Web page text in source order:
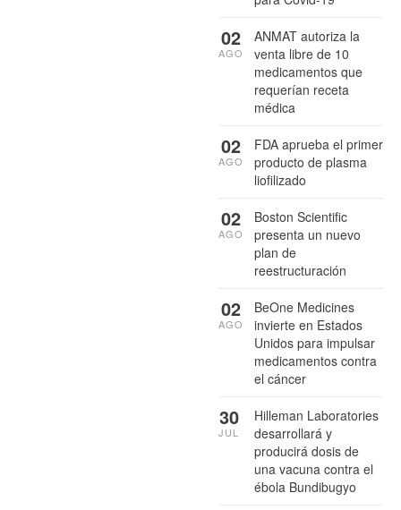
ANMAT autoriza la
venta libre de 10
medicamentos que
requerían receta
médica
02
AGO
FDA aprueba el primer
producto de plasma
liofilizado
02
AGO
Boston Scientific
presenta un nuevo
plan de
reestructuración
02
AGO
BeOne Medicines
invierte en Estados
Unidos para impulsar
medicamentos contra
el cáncer
02
AGO
Hilleman Laboratories
desarrollará y
producirá dosis de
una vacuna contra el
ébola Bundibugyo
30
JUL